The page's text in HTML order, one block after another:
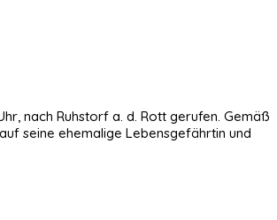
nach Ruhstorf a. d. Rott gerufen. Gemäß
seine ehemalige Lebensgefährtin und